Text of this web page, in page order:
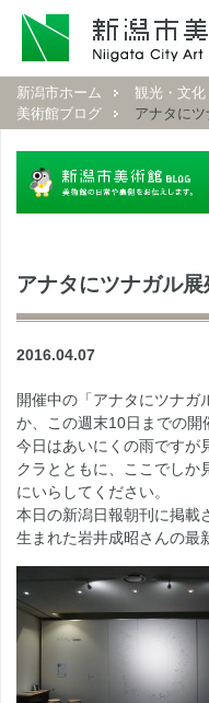
新潟市ホーム 観光・文
美術館ブログ
アナタに
アナタにツナガル
2016.04.07
開催中の「アナタにツナガ
か、この週末10日までの開
今日はあいにくの雨ですが
クラとともに、ここでしか
にいらしてください。
本日の新潟日報朝刊に掲載
生まれた岩井成昭さんの最